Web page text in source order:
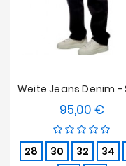
95,00 €
28 30 32 34